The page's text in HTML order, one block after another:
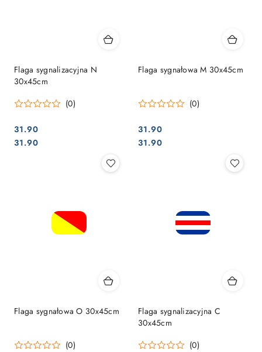
Flaga sygnalizacyjna N
30x45cm
(0)
Cena:
31.90
Cena:
31.90
Flaga sygnałowa M 30x45cm
(0)
Cena:
31.90
Cena:
31.90
Flaga sygnałowa O 30x45cm
(0)
Flaga sygnalizacyjna C
30x45cm
(0)